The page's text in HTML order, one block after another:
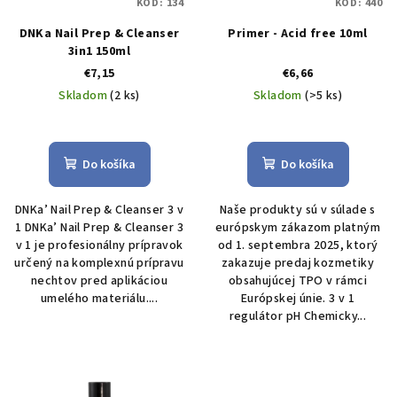
DNKa Nail Prep & Cleanser
3in1 150ml
€7,15
Skladom(2 ks)
Do košíka
DNKa’ Nail Prep & Cleanser 3 v
1 DNKa’ Nail Prep & Cleanser 3
v 1 je profesionálny prípravok
určený na komplexnú prípravu
nechtov pred aplikáciou
umelého materiálu....
KÓD: 134
Primer - Acid free 10ml
€6,66
Skladom(>5 ks)
Do košíka
Naše produkty sú v súlade s
európskym zákazom platným
od 1. septembra 2025, ktorý
zakazuje predaj kozmetiky
obsahujúcej TPO v rámci
Európskej únie. 3 v 1
regulátor pH Chemicky...
KÓD: 440